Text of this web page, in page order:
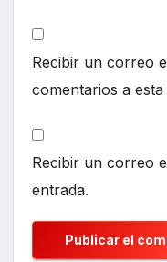
Recibir un correo
comentarios a esta
Recibir un correo
entrada.